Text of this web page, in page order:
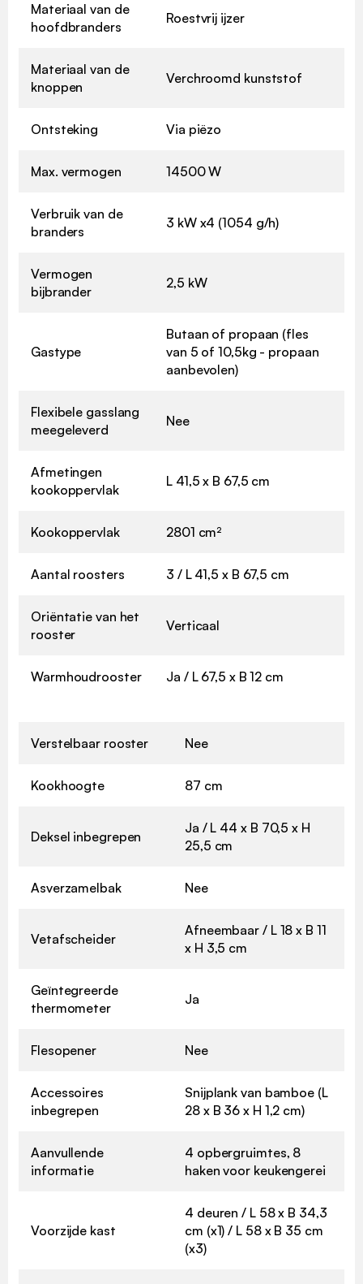
Materiaal van de
hoofdbranders
Roestvrij ijzer
Materiaal van de
knoppen
Verchroomd kunststof
Ontsteking Via piëzo
Max. vermogen 14500 W
Verbruik van de
branders
3 kW x4 (1054 g/h)
Vermogen
bijbrander
2,5 kW
Gastype
Butaan of propaan (fles
van 5 of 10,5kg - propaan
aanbevolen)
Flexibele gasslang
meegeleverd
Nee
Afmetingen
kookoppervlak
L 41,5 x B 67,5 cm
Kookoppervlak 2801 cm²
Aantal roosters 3 / L 41,5 x B 67,5 cm
Oriëntatie van het
rooster
Verticaal
Warmhoudrooster Ja / L 67,5 x B 12 cm
Verstelbaar rooster Nee
Kookhoogte 87 cm
Deksel inbegrepen
Ja / L 44 x B 70,5 x H
25,5 cm
Asverzamelbak Nee
Vetafscheider
Afneembaar / L 18 x B 11
x H 3,5 cm
Geïntegreerde
thermometer
Ja
Flesopener Nee
Accessoires
inbegrepen
Snijplank van bamboe (L
28 x B 36 x H 1,2 cm)
Aanvullende
informatie
4 opbergruimtes, 8
haken voor keukengerei
Voorzijde kast
4 deuren / L 58 x B 34,3
cm (x1) / L 58 x B 35 cm
(x3)